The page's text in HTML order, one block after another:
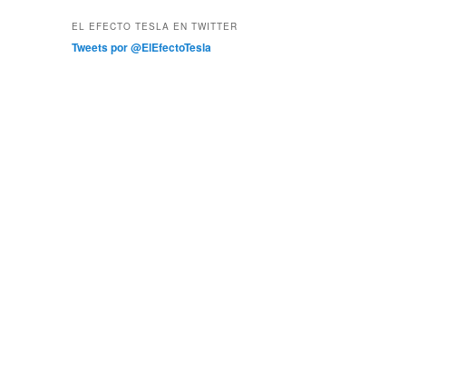
EL EFECTO TESLA EN TWITTER
Tweets por @ElEfectoTesla